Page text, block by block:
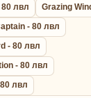
лвл
Grazing
- 80 лвл
- 80 лвл
- 80 лвл
лвл